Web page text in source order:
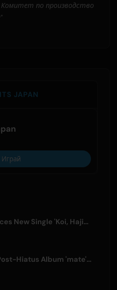
по производство
JAPAN
Играй
=LOVE Announces New Single 'Koi, Hajimemashita.' and Tokyo Dome Concerts
AliA Releases Post-Hiatus Album 'mate', Announces Tokyo Live